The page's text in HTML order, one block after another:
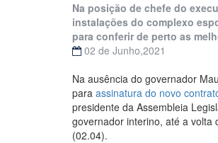
Na posição de chefe do
instalações do complexo
para conferir de perto as
02 de Junho,2021
Na ausência do governador
para assinatura do novo
presidente da Assembleia
governador interino, até a
(02.04).